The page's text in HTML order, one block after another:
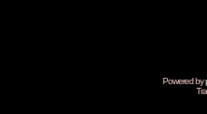
Powered by